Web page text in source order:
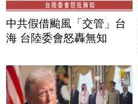
中共假借颱風「交管」台
海 台陸委會怒轟無知